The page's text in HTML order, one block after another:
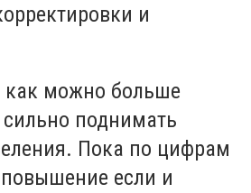
и
можно больше
поднимать
Пока по цифрам
повышение если и